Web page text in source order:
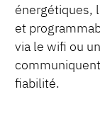
énergétiques,
et
via le wifi ou
fiabilité.